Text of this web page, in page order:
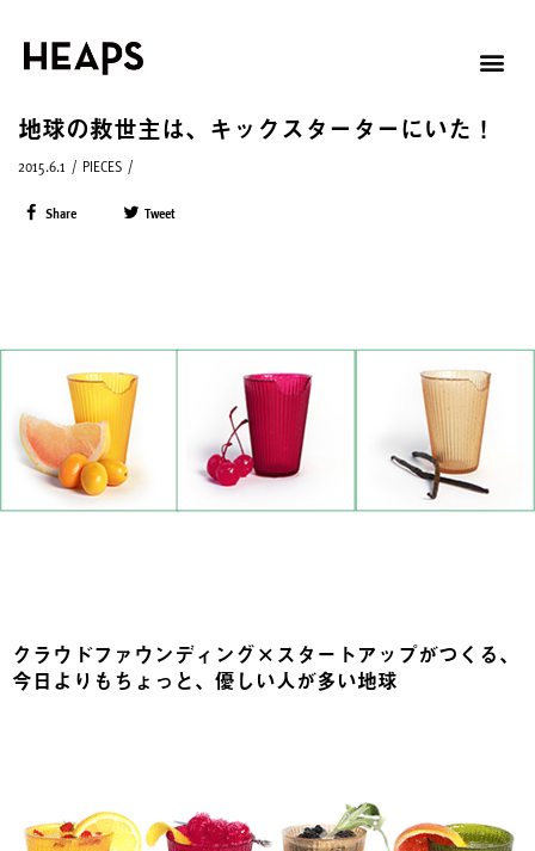
地球の救世主は、キックスターターにいた！
2015.6.1 / PIECES /
Share Tweet
クラウドファウンディング×スタートアップがつくる、
今日よりもちょっと、優しい人が多い地球